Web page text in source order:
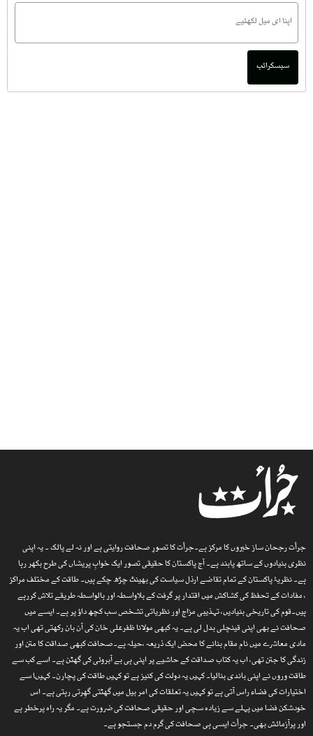
سبسکرائب
جرأت رجحان ساز خبروں کا مرکز ہے۔جرأت کا تصورِ صحافت روایتی ہے اور نہ لے پالک ۔ یہ اپنی
نظری بنیادوں کے ساتھ پابند ہے۔ آج پاکستان کا حقیقی تصور ایک خوابِ پریشاں کی طرح بکھر رہا
ہے۔ نظریۂ پاکستان کے تمام تقاضے ارذل سیاست کی بھینٹ چڑھ چکے ہیں۔ طاقت کے مختلف مراکز
، مفادات کے تحفظ کی کشاکش میں اقتدار پر گرفت کے بلاواسطہ اور بالواسطہ طریقے تلاش کررہے
ہیں۔قوم کی تاریخی بنیادیں، تہذیبی مزاج اور نظریاتی تشخص سب کچھ داؤ پر ہے۔ ایسے میں
صحافت نے بھی اپنی قینچلی بدل لی ہے۔ یہ کبھی مولانا ظفرعلی خان کی آن بان رکھتی تھی اب یہ
مادی معاشرے میں نام مقام بنانے کا محض ایک ذریعہ ،حیلہ ہے۔صحافت کبھی صداقت کا متن اور
زندگی کا جتن تھی، اب یہ کتاب صداقت کے حاشیے پر اپنی ہی بے آبروئی کی گھٹن ہے۔ اسے کب سے
طاقت وروں نے اپنی باندی بنالیا۔ کہیں یہ دولت کی کنیز ہے تو کہیں طاقت کی پچارن۔ کہیںا سے
اختیارات کی فضاء راس آتی ہے تو کہیں یہ تعلقات کی امر بیل میں گھٹتی گھِرتی رہتی ہے۔ اس
خودشکن فضا میں پہلے سے زیادہ سچی اور حقیقی صحافت کی ضرورت ہے۔ مگر یہ راہ پرخطر ہے
اور پرآزمائش بھی۔ جرأت ایسی ہی صحافت کی گرم دم جستجو ہے۔